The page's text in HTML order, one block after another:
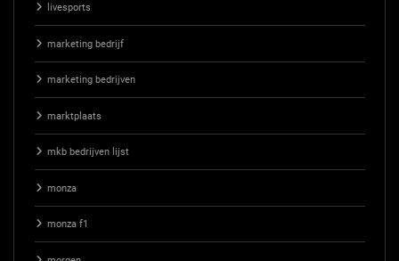
livesports
marketing bedrijf
marketing bedrijven
marktplaats
mkb bedrijven lijst
monza
monza f1